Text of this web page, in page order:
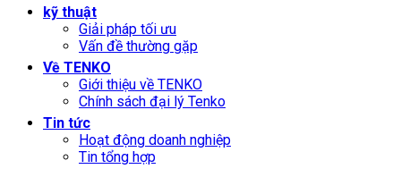
kỹ thuật
Giải pháp tối ưu
Vấn đề thường gặp
Về TENKO
Giới thiệu về TENKO
Chính sách đại lý Tenko
Tin tức
Hoạt động doanh nghiệp
Tin tổng hợp